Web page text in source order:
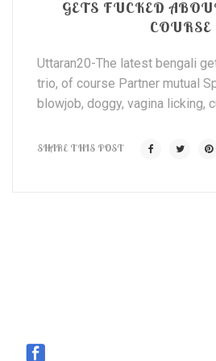
GETS FUCKED
COURSE
Uttaran20-The latest bengali
trio, of course Partner mutual
blowjob, doggy, vagina licking,
SHARE THIS POST